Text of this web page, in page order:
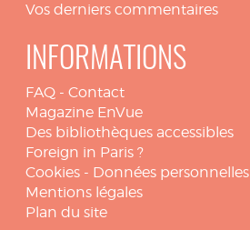
Vos derniers commentaires
INFORMATIONS
FAQ - Contact
Magazine EnVue
Des bibliothèques accessibles
Foreign in Paris ?
Cookies - Données personnelles
Mentions légales
Plan du site